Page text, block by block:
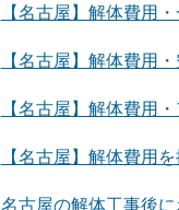
【名古屋】解体費用
【名古屋】解体費用
【名古屋】解体費用
【名古屋】解体費用
名古屋の解体工事後